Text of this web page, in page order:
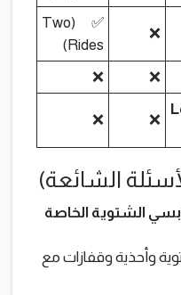
❌
✅ (Two
Rides)
❌
❌
❌
❌
الشائعة)
الشتوية الخاصة
وأحذية وقفازات مع